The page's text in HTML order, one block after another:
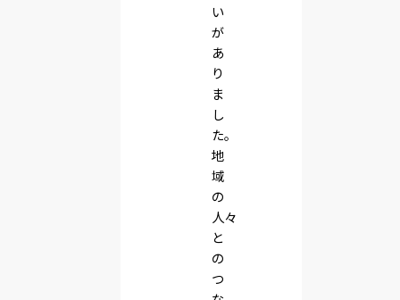
い
が
あ
り
ま
し
た。
地
域
の
人々
と
の
つ